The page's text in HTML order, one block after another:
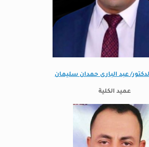
عبد البارى حمدان سليمان
عميد الكلية